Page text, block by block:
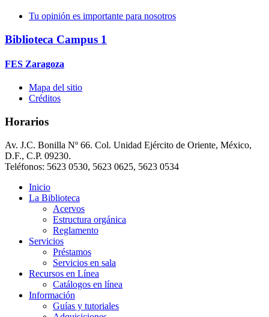
Tu opinión es importante para nosotros
Biblioteca Campus 1
FES Zaragoza
Mapa del sitio
Créditos
Horarios
Av. J.C. Bonilla Nº 66. Col. Unidad Ejército de Oriente, México,
D.F., C.P. 09230.
Teléfonos: 5623 0530, 5623 0625, 5623 0534
Inicio
La Biblioteca
Acervos
Estructura orgánica
Reglamento
Servicios
Préstamos
Servicios en sala
Recursos en Línea
Catálogos en línea
Información
Guías y tutoriales